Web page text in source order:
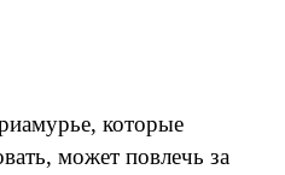
которые
может повлечь за